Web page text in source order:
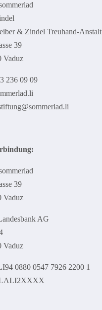
& Zindel Treuhand-Anstalt
39
Vaduz
236 09 09
39
Vaduz
AG
Vaduz
0880 0547 7926 2200 1